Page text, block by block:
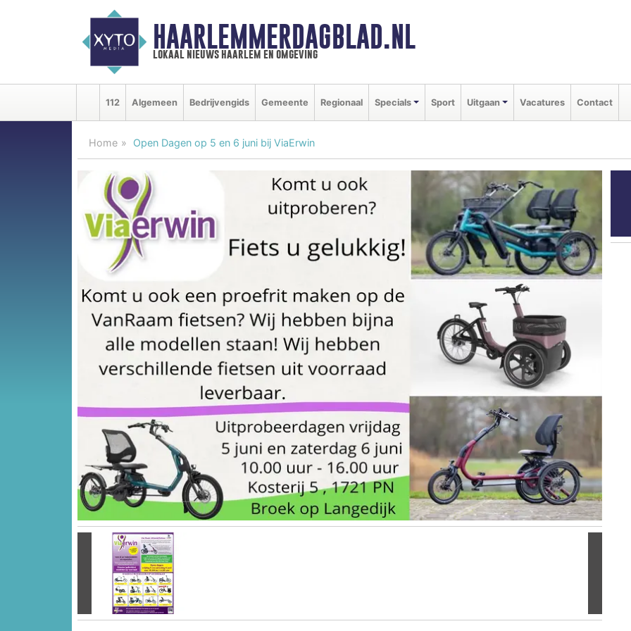
HAARLEMMERDAGBLAD.NL
lokaal nieuws haarlem en omgeving
112 Algemeen Bedrijvengids Gemeente Regionaal Specials Sport Uitgaan Vacatures Contact
Home Open Dagen op 5 en 6 juni bij ViaErwin
Vorige